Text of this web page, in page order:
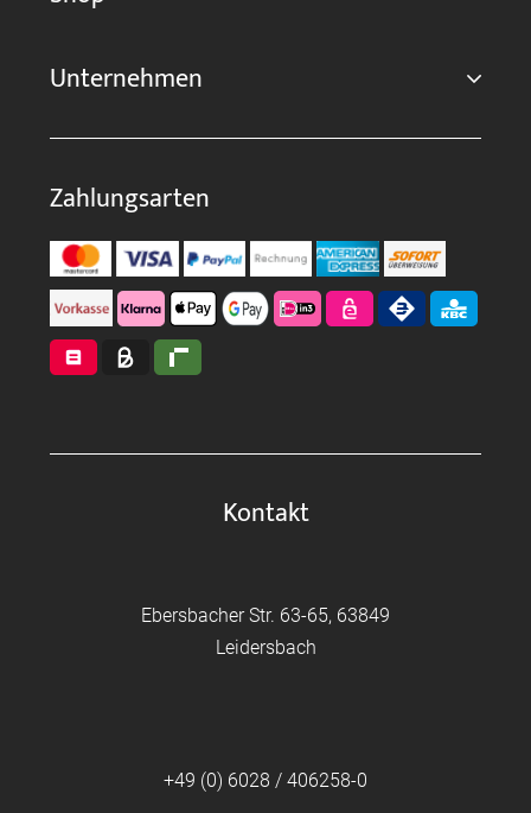
Unternehmen
Zahlungsarten
Kontakt
Ebersbacher Str. 63-65, 63849
Leidersbach
+49 (0) 6028 / 406258-0